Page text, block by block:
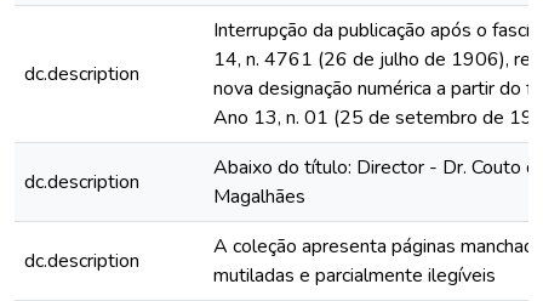
dc.description
Interrupção da publicação após o
14, n. 4761 (26 de julho de 1906),
nova designação numérica a partir do
Ano 13, n. 01 (25 de setembro de
dc.description
Abaixo do título: Director - Dr. Couto
Magalhães
dc.description
A coleção apresenta páginas
mutiladas e parcialmente ilegíveis